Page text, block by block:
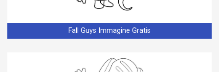
Fall Guys Immagine Gratis